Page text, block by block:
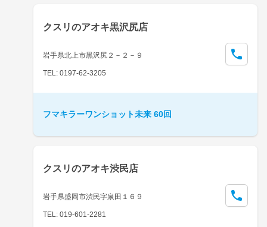
クスリのアオキ黒沢尻店
岩手県北上市黒沢尻２－２－９
TEL: 0197-62-3205
フマキラーワンショット未来 60回
クスリのアオキ渋民店
岩手県盛岡市渋民字泉田１６９
TEL: 019-601-2281